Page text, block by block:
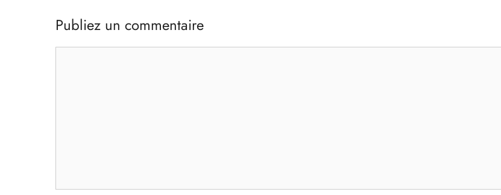
Publiez un commentaire